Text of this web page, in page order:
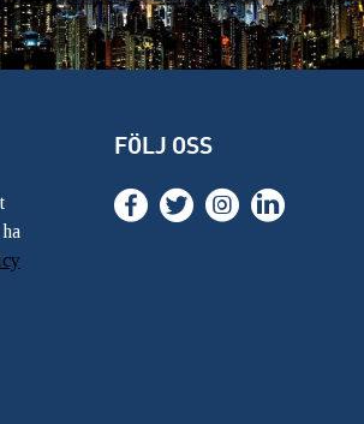
FÖLJ OSS